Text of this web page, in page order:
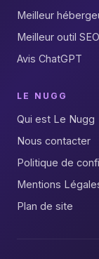
Meilleur
Meilleur outil SEO
Avis ChatGPT
LE NUGG
Qui est Le Nugg
Nous contacter
Politique de
Mentions
Plan de site